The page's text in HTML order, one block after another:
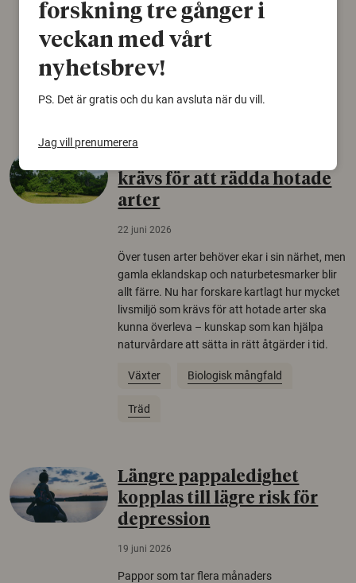
björnfäll visar sig vara delar av en 2000 år
gammal sko. Fyndet bär spår av romerskt
skomode och beskrivs som mycket ovanligt i
krävs för att rädda hotade
arter
22 juni 2026
Över tusen arter behöver ekar i sin närhet, men
gamla eklandskap och naturbetesmarker blir
allt färre. Nu har forskare kartlagt hur mycket
livsmiljö som krävs för att hotade arter ska
kunna överleva – kunskap som kan hjälpa
naturvårdare att sätta in rätt åtgärder i tid.
Växter Biologisk mångfald
Träd
Längre pappaledighet
kopplas till lägre risk för
depression
19 juni 2026
Pappor som tar flera månaders
forskning tre gånger i
veckan med vårt
nyhetsbrev!
PS. Det är gratis och du kan avsluta när du vill.
Jag vill prenumerera